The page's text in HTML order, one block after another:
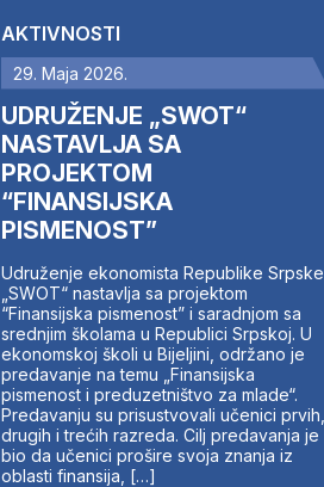
AKTIVNOSTI
29. Maja 2026.
UDRUŽENJE „SWOT“
NASTAVLJA SA
PROJEKTOM
“FINANSIJSKA
PISMENOST”
Udruženje ekonomista Republike Srpske
„SWOT“ nastavlja sa projektom
“Finansijska pismenost” i saradnjom sa
srednjim školama u Republici Srpskoj. U
ekonomskoj školi u Bijeljini, održano je
predavanje na temu „Finansijska
pismenost i preduzetništvo za mlade“.
Predavanju su prisustvovali učenici prvih,
drugih i trećih razreda. Cilj predavanja je
bio da učenici prošire svoja znanja iz
oblasti finansija, […]